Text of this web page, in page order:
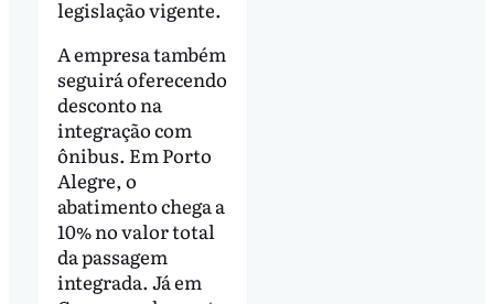
legislação vigente.
A empresa também
seguirá oferecendo
desconto na
integração com
ônibus. Em Porto
Alegre, o
abatimento chega a
10% no valor total
da passagem
integrada. Já em